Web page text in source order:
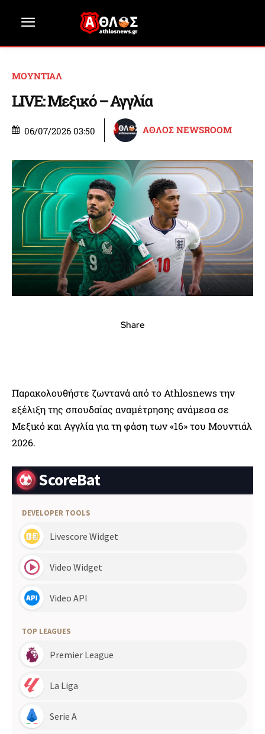
ΜΟΥΝΤΙΑΛ
LIVE: Μεξικό – Αγγλία
06/07/2026 03:50 ΑΘΛΟΣ NEWSROOM
Share
Παρακολουθήστε ζωντανά από το Athlosnews την
εξέλιξη της σπουδαίας αναμέτρησης ανάμεσα σε
Μεξικό και Αγγλία για τη φάση των «16» του Μουντιάλ
2026.